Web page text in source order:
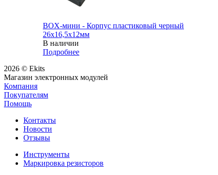
BOX-мини - Корпус пластиковый черный
26х16,5х12мм
В наличии
Подробнее
2026 © Ekits
Магазин электронных модулей
Компания
Покупателям
Помощь
Контакты
Новости
Отзывы
Инструменты
Маркировка резисторов